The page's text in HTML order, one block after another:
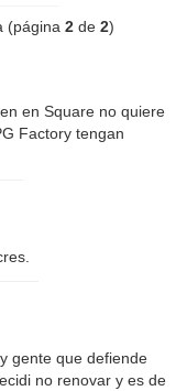
(página 2de 2)
en Square no quiere
Factory tengan
gente que defiende
no renovar y es de